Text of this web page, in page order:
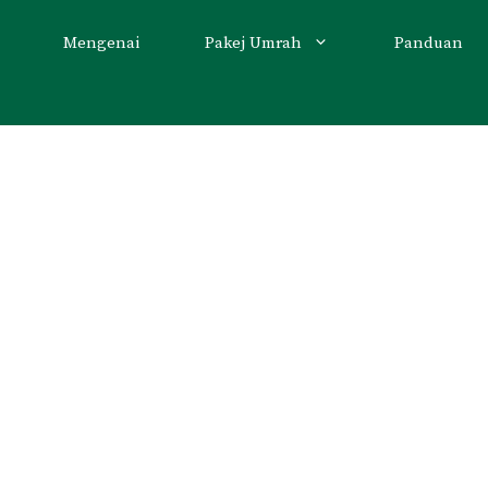
Mengenai Pakej Umrah Panduan